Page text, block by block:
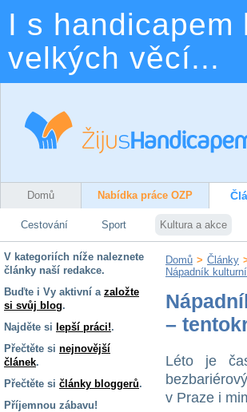
I s
velkých věcí...
Domů Nabídka práce OZP
Cestování Sport Kultura a akce
V kategoriích níže naleznete
články naší redakce.
Buďte i Vy aktivní a založte
si svůj blog.
Najděte si lepší práci!.
Přečtěte si nejnovější
článek.
Přečtěte si články bloggerů.
Příjemnou zábavu!
Domů > Články
Nápadník
–
Léto je
v Praze i